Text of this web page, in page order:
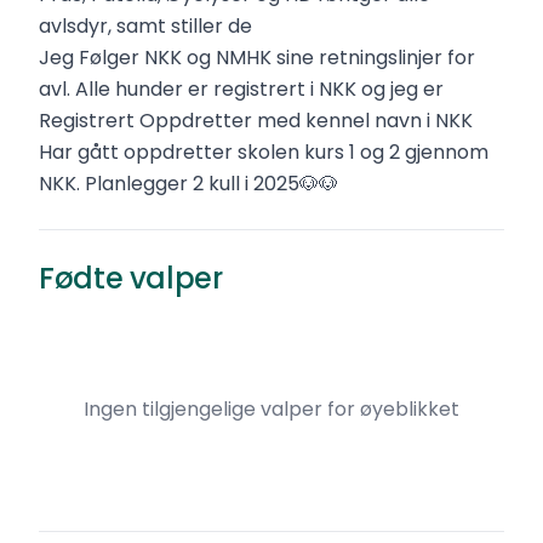
avlsdyr, samt stiller de
Jeg Følger NKK og NMHK sine retningslinjer for
avl. Alle hunder er registrert i NKK og jeg er
Registrert Oppdretter med kennel navn i NKK
Har gått oppdretter skolen kurs 1 og 2 gjennom
NKK. Planlegger 2 kull i 2025🐶🐶
Fødte valper
Ingen tilgjengelige valper for øyeblikket